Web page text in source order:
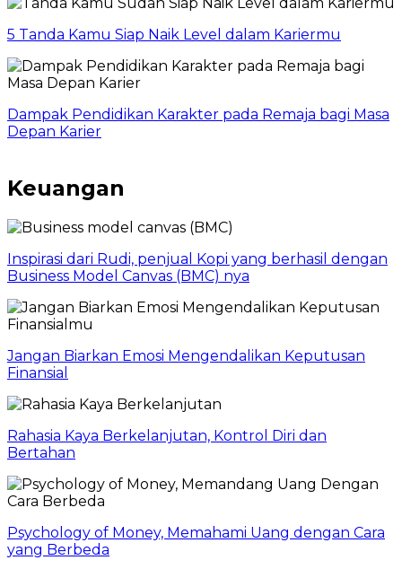
5 Tanda Kamu Siap Naik Level dalam Kariermu
Dampak Pendidikan Karakter pada Remaja bagi Masa
Depan Karier
Keuangan
Inspirasi dari Rudi, penjual Kopi yang berhasil dengan
Business Model Canvas (BMC) nya
Jangan Biarkan Emosi Mengendalikan Keputusan
Finansial
Rahasia Kaya Berkelanjutan, Kontrol Diri dan
Bertahan
Psychology of Money, Memahami Uang dengan Cara
yang Berbeda